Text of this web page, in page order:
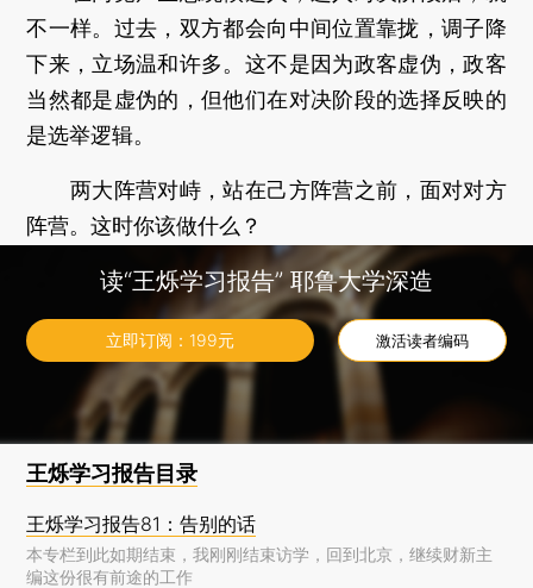
不一样。过去，双方都会向中间位置靠拢，调子降
下来，立场温和许多。这不是因为政客虚伪，政客
当然都是虚伪的，但他们在对决阶段的选择反映的
是选举逻辑。
两大阵营对峙，站在己方阵营之前，面对对方
阵营。这时你该做什么？
你得喊话。要争取对方阵营中的人向你倒戈，
得往中间走。
事实上，这正是政治学著名的中位选民理论
（Median voter theorem）预测的结果。
读“王烁学习报告” 耶鲁大学深造
立即订阅： 199元 激活读者编码
王烁学习报告目录
王烁学习报告81：告别的话
本专栏到此如期结束，我刚刚结束访学，回到北京，继续财新主
编这份很有前途的工作